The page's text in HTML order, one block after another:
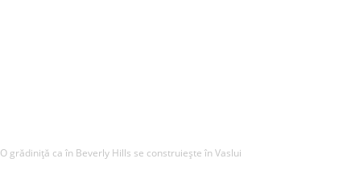
O grădiniță ca în Beverly Hills se construiește în Vaslui